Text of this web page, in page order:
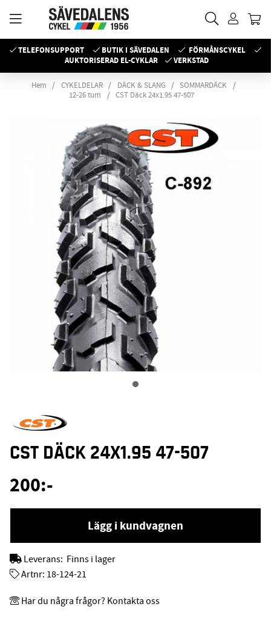
TELEFONSUPPORT BUTIK I SÄVEDALEN
FÖRMÅNSCYKEL
AUKTORISERAD EL-CYKLAR
VERKSTAD
Hem CYKELDELAR DÄCK & SLANG
SOMMARDÄCK
12-26 tum
CST Däck 24x1.95 47-507
CST DÄCK 24X1.95 47-507
200:-
Lägg i kundvagnen
Leverans: Finns i lager
Artnr: 18-124-21
Har du några frågor? Kontakta oss